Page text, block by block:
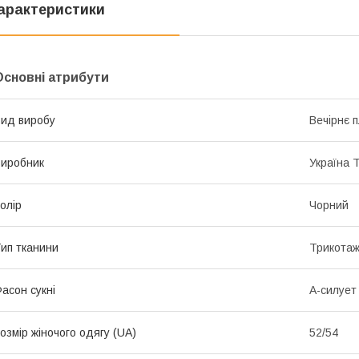
атрибути
виробу Вечірнє
Україна
Чорний
тканини Трикотаж
сукні А-силует
жіночого одягу (UA) 52/54